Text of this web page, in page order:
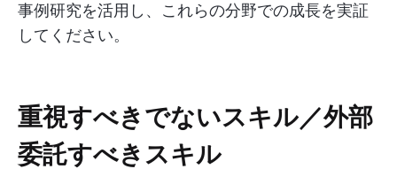
事例研究を活用し、これらの分野での成長を実証
してください。
重視すべきでないスキル／外部
委託すべきスキル